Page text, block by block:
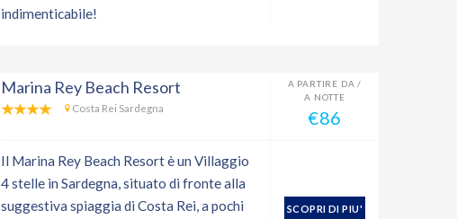
indimenticabile!
Marina Rey Beach Resort
Costa Rei Sardegna
A PARTIRE DA /
A NOTTE
€86
Il Marina Rey Beach Resort è un Villaggio
4 stelle in Sardegna, situato di fronte alla
suggestiva spiaggia di Costa Rei, a pochi
SCOPRI DI PIU'